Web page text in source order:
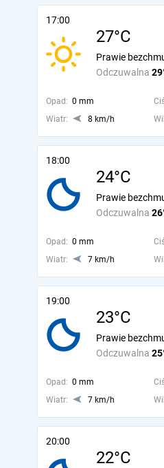
17:00
27°C
Odczuwalna
Prawie
Opad: 0 mm
Wiatr:
8 km/h
18:00
24°C
Odczuwalna
Prawie
Opad: 0 mm
Wiatr:
7 km/h
19:00
23°C
Odczuwalna
Prawie
Opad: 0 mm
Wiatr:
7 km/h
20:00
22°C